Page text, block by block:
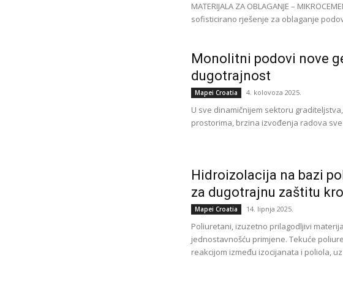
MATERIJALA ZA OBLAGANJE –
sofisticirano rješenje za oblaganje
Monolitni podovi nove
dugotrajnost
Mapei Croatia 4. kolovoza 2025.
U sve dinamičnijem sektoru
prostorima, brzina izvođenja radova
Hidroizolacija na bazi
za dugotrajnu zaštitu
Mapei Croatia 14. lipnja 2025.
Poliuretani, izuzetno prilagodljivi
jednostavnošću primjene. Tekuće
reakcijom između izocijanata i poliola,